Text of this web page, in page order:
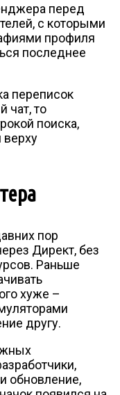
перед
с которыми
профиля
последнее
переписок
чат, то
поиска,
верху
пор
Директ, без
Раньше
хуже –
другу.
обновление,